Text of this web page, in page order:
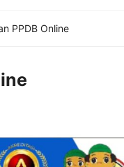
PPDB Online